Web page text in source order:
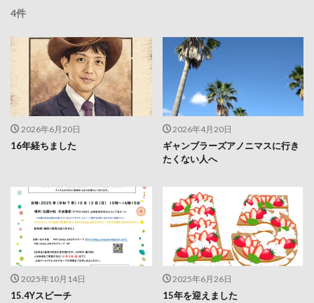
4件
2026年6月20日
16年経ちました
2026年4月20日
ギャンブラーズアノニマスに行き
たくない人へ
2025年10月14日
15.4Yスピーチ
2025年6月26日
15年を迎えました